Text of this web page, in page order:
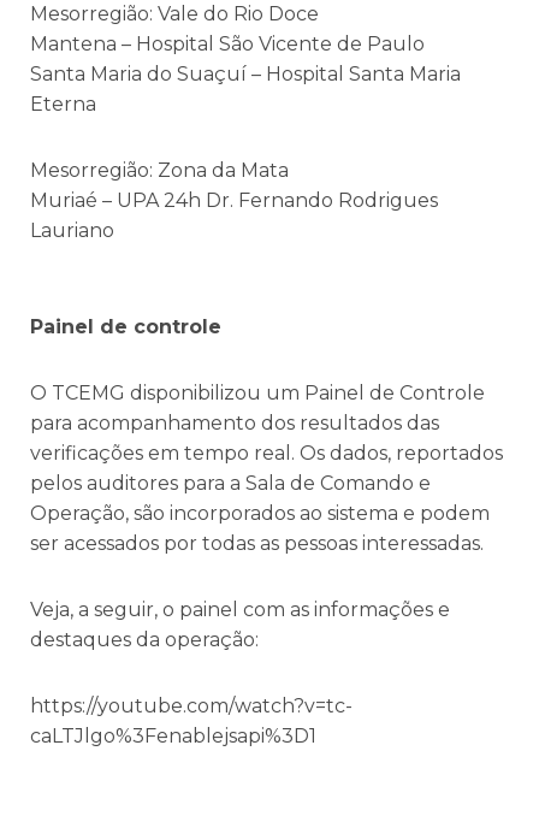
Mesorregião: Vale do Rio Doce
Mantena – Hospital São Vicente de Paulo
Santa Maria do Suaçuí – Hospital Santa Maria
Eterna
Mesorregião: Zona da Mata
Muriaé – UPA 24h Dr. Fernando Rodrigues
Lauriano
Painel de controle
O TCEMG disponibilizou um Painel de Controle
para acompanhamento dos resultados das
verificações em tempo real. Os dados, reportados
pelos auditores para a Sala de Comando e
Operação, são incorporados ao sistema e podem
ser acessados por todas as pessoas interessadas.
Veja, a seguir, o painel com as informações e
destaques da operação:
https://youtube.com/watch?v=tc-
caLTJlgo%3Fenablejsapi%3D1